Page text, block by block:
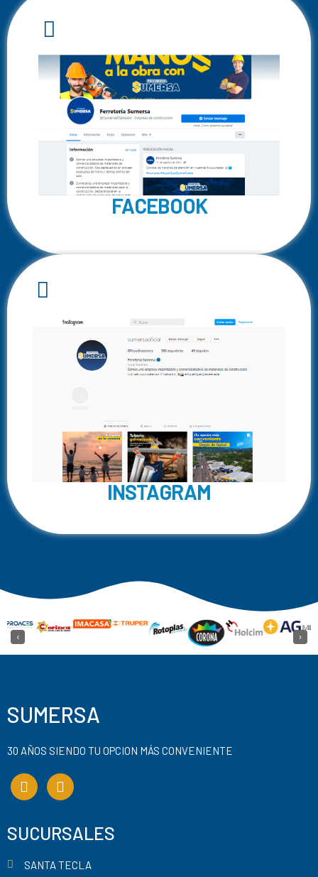
FACEBOOK
INSTAGRAM
‹ ›
SUMERSA
30 AÑOS SIENDO TU OPCION MÁS CONVENIENTE
SUCURSALES
SANTA TECLA